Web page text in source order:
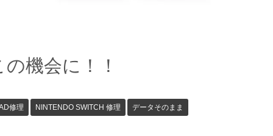
機会に！！
修理 NINTENDO SWITCH 修理 データそのまま